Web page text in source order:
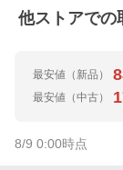
他ストアでの
最安値 （新品）
最安値 （中古）
8/9 0:00時点